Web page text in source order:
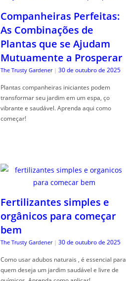
Companheiras Perfeitas:
As Combinações de
Plantas que se Ajudam
Mutuamente a Prosperar
The Trusty Gardener | 30 de outubro de 2025
Plantas companheiras iniciantes podem
transformar seu jardim em um espa, ço
vibrante e saudável. Aprenda aqui como
começar!
Fertilizantes simples e
orgânicos para começar
bem
The Trusty Gardener | 30 de outubro de 2025
Como usar adubos naturais , é essencial para
quem deseja um jardim saudável e livre de